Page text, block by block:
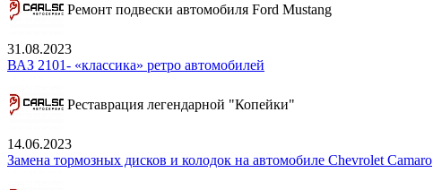
Ремонт подвески автомобиля Ford Mustang
31.08.2023
ВАЗ 2101- «классика» ретро автомобилей
Реставрация легендарной "Копейки"
14.06.2023
Замена тормозных дисков и колодок на автомобиле Chevrolet Camaro